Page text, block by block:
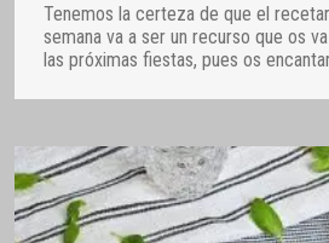
Tenemos la certeza de que el
semana va a ser un recurso que os
las próximas fiestas, pues os